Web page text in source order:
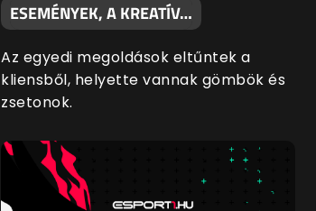
ESEMÉNYEK, A KREATÍV…
Az egyedi megoldások eltűntek a
kliensből, helyette vannak gömbök és
zsetonok.